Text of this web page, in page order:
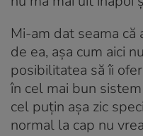
Mi-am dat seama că
de ea, așa cum aici
posibilitatea să îi
în cel mai bun
cel puțin așa zic
normal la cap nu